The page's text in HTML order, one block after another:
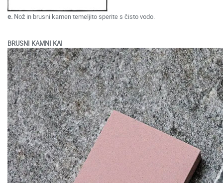
e. Nož in brusni kamen temeljito sperite s čisto vodo.
BRUSNI KAMNI KAI